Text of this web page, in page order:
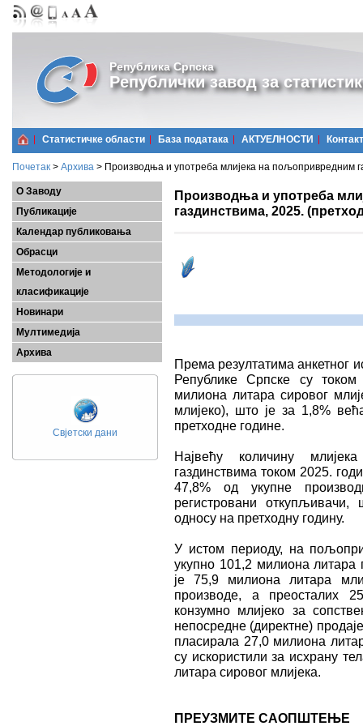
Република Српска
Републички завод за
Статистичке области Базa података АКТУЕЛНОСТИ Контакт
Почетак > Архива > Производња и употреба млијека на пољопривредним
О Заводу
Публикације
Календар публиковања
Обрасци
Методологије и
класификације
Новинари
Мултимедија
Архива
Свјетски дани
Производња и употреба
газдинствима, 2025.
Према резултатима анкетног
Републике Српске су
милиона литара сировог
млијеко), што је за 1,8%
претходне године.
Највећу количину
газдинствима током 2025.
47,8% од укупне
регистровани
односу на претходну годину.
У истом периоду, на
укупно 101,2 милиона литара
је 75,9 милиона литара
производе, а преосталих
конзумно млијеко за
непосредне (директне)
пласирала 27,0 милиона
су искористили за исхрану
литара сировог млијека.
ПРЕУЗМИТЕ САОПШТЕЊЕ